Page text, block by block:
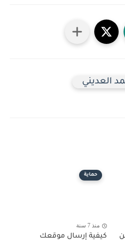
العديني
حماية
منذ 7 سنة
كيفية إرسال موقعك